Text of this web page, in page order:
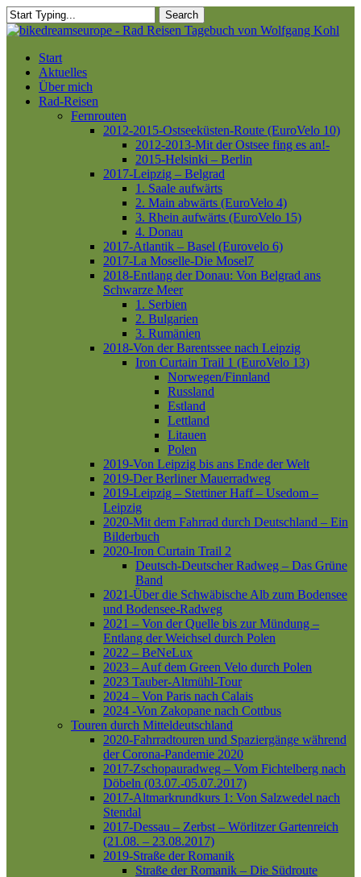
Skip
to
content
Search
Close
Menu
Start
Aktuelles
Über mich
Rad-Reisen
Fernrouten
2012-2015-Ostseeküsten-Route (EuroVelo 10)
2012-2013-Mit der Ostsee fing es an!-
2015-Helsinki – Berlin
2017-Leipzig – Belgrad
1. Saale aufwärts
2. Main abwärts (EuroVelo 4)
3. Rhein aufwärts (EuroVelo 15)
4. Donau
2017-Atlantik – Basel (Eurovelo 6)
2017-La Moselle-Die Mosel7
2018-Entlang der Donau: Von Belgrad ans
Schwarze Meer
1. Serbien
2. Bulgarien
3. Rumänien
2018-Von der Barentssee nach Leipzig
Iron Curtain Trail 1 (EuroVelo 13)
Norwegen/Finnland
Russland
Estland
Lettland
Litauen
Polen
2019-Von Leipzig bis ans Ende der Welt
2019-Der Berliner Mauerradweg
2019-Leipzig – Stettiner Haff – Usedom –
Leipzig
2020-Mit dem Fahrrad durch Deutschland – Ein
Bilderbuch
2020-Iron Curtain Trail 2
Deutsch-Deutscher Radweg – Das Grüne
Band
2021-Über die Schwäbische Alb zum Bodensee
und Bodensee-Radweg
2021 – Von der Quelle bis zur Mündung –
Entlang der Weichsel durch Polen
2022 – BeNeLux
2023 – Auf dem Green Velo durch Polen
2023 Tauber-Altmühl-Tour
2024 – Von Paris nach Calais
2024 -Von Zakopane nach Cottbus
Touren durch Mitteldeutschland
2020-Fahrradtouren und Spaziergänge während
der Corona-Pandemie 2020
2017-Zschopauradweg – Vom Fichtelberg nach
Döbeln (03.07.-05.07.2017)
2017-Altmarkrundkurs 1: Von Salzwedel nach
Stendal
2017-Dessau – Zerbst – Wörlitzer Gartenreich
(21.08. – 23.08.2017)
2019-Straße der Romanik
Straße der Romanik – Die Südroute